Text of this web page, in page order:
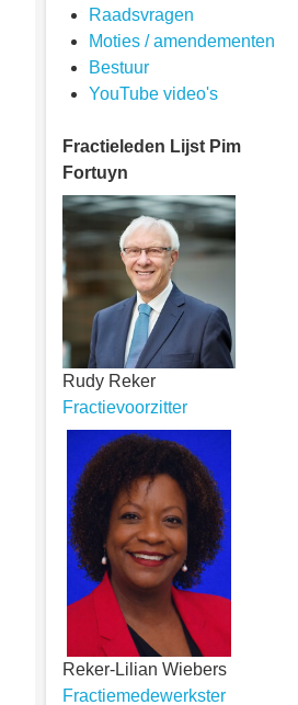
Raadsvragen
Moties / amendementen
Bestuur
YouTube video's
Fractieleden Lijst Pim
Fortuyn
Rudy Reker
Fractievoorzitter
Reker-Lilian Wiebers
Fractiemedewerkster